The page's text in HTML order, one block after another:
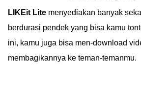
LIKEit Lite menyediakan banyak
berdurasi pendek yang bisa kamu
ini, kamu juga bisa men-download
membagikannya ke teman-temanmu.